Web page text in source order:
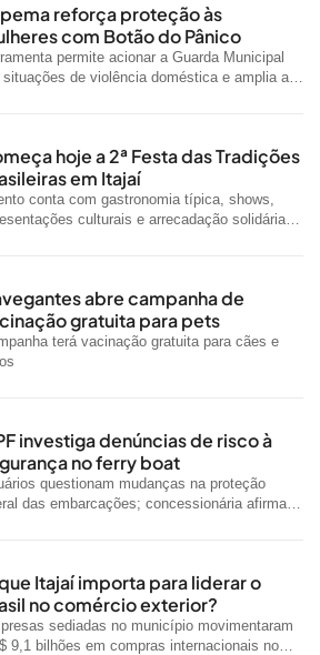
reforça proteção às
com Botão do Pânico
permite acionar a Guarda Municipal
situações de violência doméstica e amplia a
hoje a 2ª Festa das Tradições
em Itajaí
conta com gastronomia típica, shows,
culturais e arrecadação solidária
abre campanha de
gratuita para pets
terá vacinação gratuita para cães e
investiga denúncias de risco à
no ferry boat
questionam mudanças na proteção
das embarcações; concessionária afirma
Itajaí importa para liderar o
no comércio exterior?
sediadas no município movimentaram
9,1 bilhões em compras internacionais no